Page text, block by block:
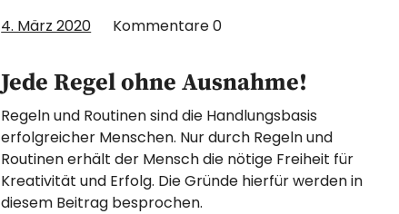
4. März 2020 Kommentare0
Jede Regel ohne Ausnahme!
Regeln und Routinen sind die Handlungsbasis
erfolgreicher Menschen. Nur durch Regeln und
Routinen erhält der Mensch die nötige Freiheit für
Kreativität und Erfolg. Die Gründe hierfür werden in
diesem Beitrag besprochen.